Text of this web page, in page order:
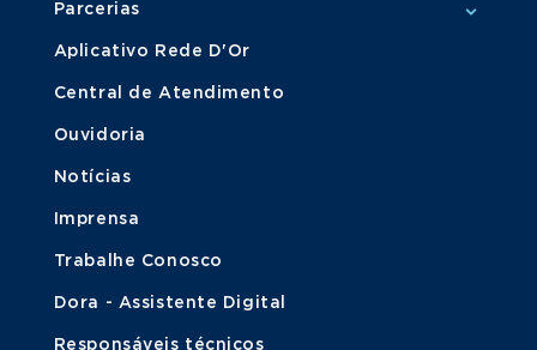
Parcerias
Aplicativo Rede D'Or
Central de Atendimento
Ouvidoria
Notícias
Imprensa
Trabalhe Conosco
Dora - Assistente Digital
Responsáveis técnicos